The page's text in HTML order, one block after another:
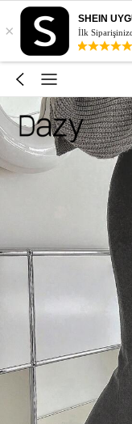
×
SHEIN
İlk